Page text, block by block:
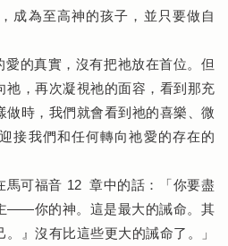
成為至高神的孩子，並只要做自
的真實，沒有把祂放在首位。但
祂，再次凝視祂的面容，看到那充
做時，我們就會看到祂的喜樂、微
接我們和任何轉向祂愛的存在的
馬可福音 12 章中的話：「你要盡
——你的神。這是最大的誡命。其
』沒有比這些更大的誡命了。」